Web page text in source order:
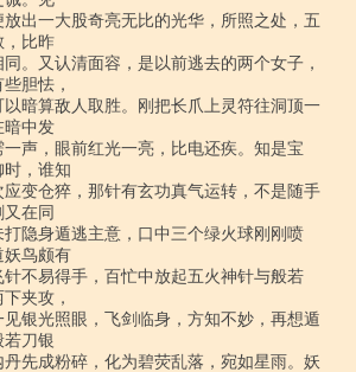
出一大股奇亮无比的光华，所照之处，五
，比昨
。又认清面容，是以前逃去的两个女子，
胆怯，
暗算敌人取胜。刚把长爪上灵符往洞顶一
暗中发
声，眼前红光一亮，比电还疾。知是宝
，谁知
变仓猝，那针有玄功真气运转，不是随手
在同
隐身遁逃主意，口中三个绿火球刚刚喷
妖鸟颇有
不易得手，百忙中放起五火神针与般若
夹攻，
银光照眼，飞剑临身，方知不妙，再想遁
若刀银
先成粉碎，化为碧荧乱落，宛如星雨。妖